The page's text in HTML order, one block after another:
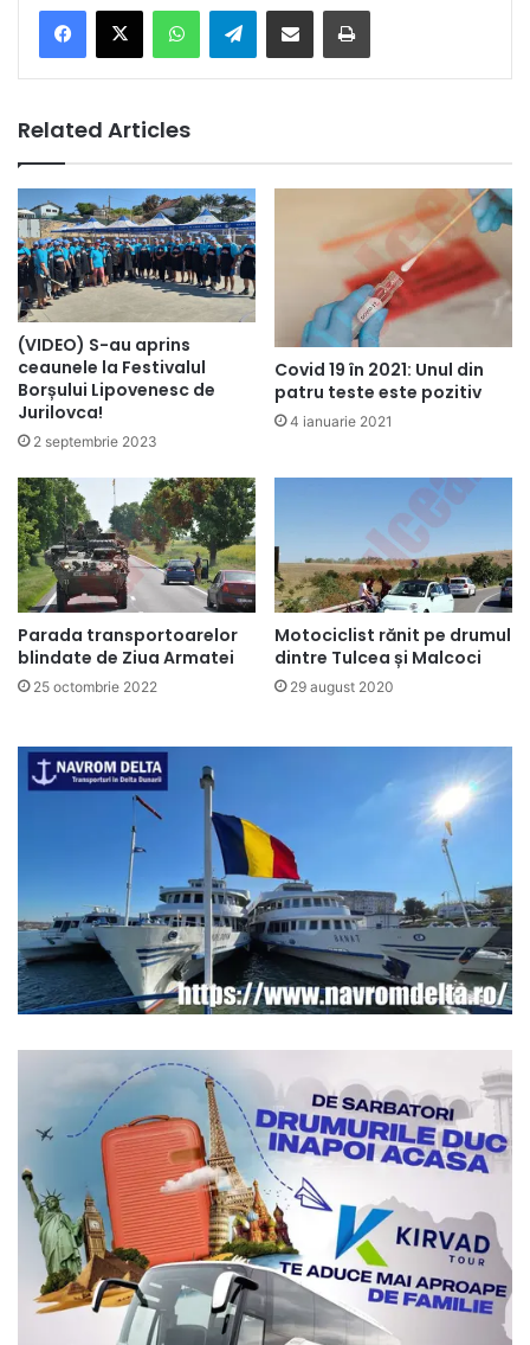
Telegram
Related Articles
(VIDEO) S-au aprins
ceaunele la Festivalul
Borșului Lipovenesc de
Jurilovca!
2 septembrie 2023
Covid 19 în 2021: Unul din
patru teste este pozitiv
4 ianuarie 2021
Parada transportoarelor
blindate de Ziua Armatei
25 octombrie 2022
Motociclist rănit pe drumul
dintre Tulcea și Malcoci
29 august 2020